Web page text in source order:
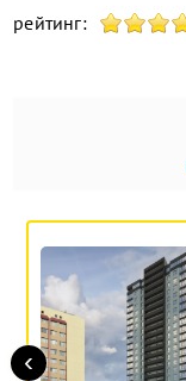
рейтинг:
‹